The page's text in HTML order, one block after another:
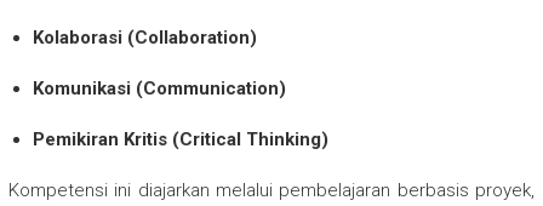
Kolaborasi (Collaboration)
Komunikasi (Communication)
Pemikiran Kritis (Critical Thinking)
Kompetensi ini diajarkan melalui pembelajaran berbasis proyek,